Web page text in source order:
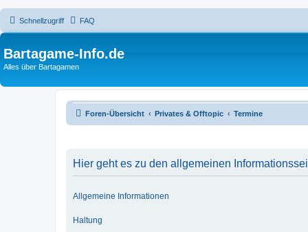
Schnellzugriff FAQ
Bartagame-Info.de
Alles über Bartagamen
Foren-Übersicht Privates & Offtopic Termine
Hier geht es zu den allgemeinen
Allgemeine Informationen
Haltung